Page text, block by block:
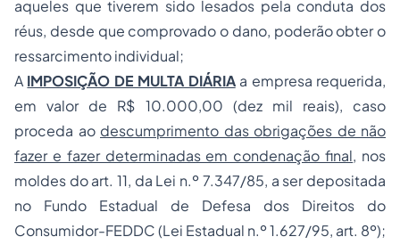
aqueles que tiverem sido lesados pela conduta dos
réus, desde que comprovado o dano, poderão obter o
ressarcimento individual;
A IMPOSIÇÃO DE MULTA DIÁRIAa empresa requerida,
em valor de R$ 10.000,00 (dez mil reais), caso
proceda ao descumprimento das obrigações de não
fazer e fazer determinadas em condenação final, nos
moldes do art. 11, da Lei n.º 7.347/85, a ser depositada
no Fundo Estadual de Defesa dos Direitos do
Consumidor-FEDDC (Lei Estadual n.º 1.627/95, art. 8º);